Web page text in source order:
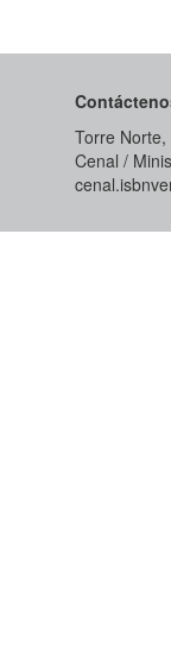
Torre Norte,
Cenal /